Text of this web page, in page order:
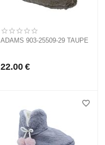
ADAMS 903-25509-29 TAUPE
22.00 €